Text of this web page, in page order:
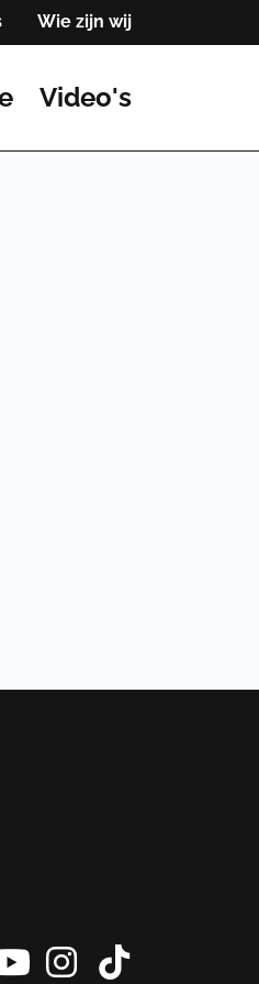
Wie zijn wij
Video's
vanInstagram
Tiktok